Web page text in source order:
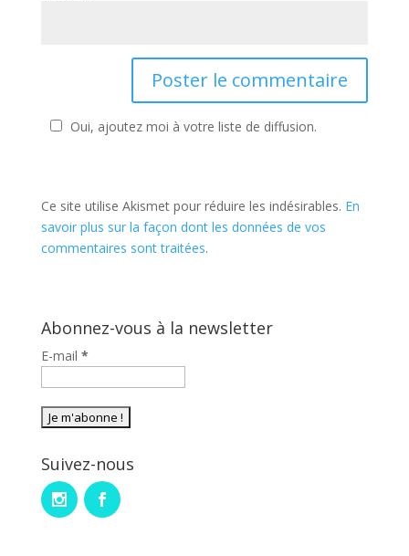
Oui, ajoutez moi à votre liste de diffusion.
Ce site utilise Akismet pour réduire les indésirables. En
savoir plus sur la façon dont les données de vos
commentaires sont traitées.
Abonnez-vous à la newsletter
E-mail *
Suivez-nous